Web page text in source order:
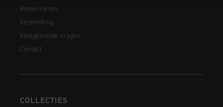
Retourneren
Verzending
Veelgestelde vragen
Contact
COLLECTIES